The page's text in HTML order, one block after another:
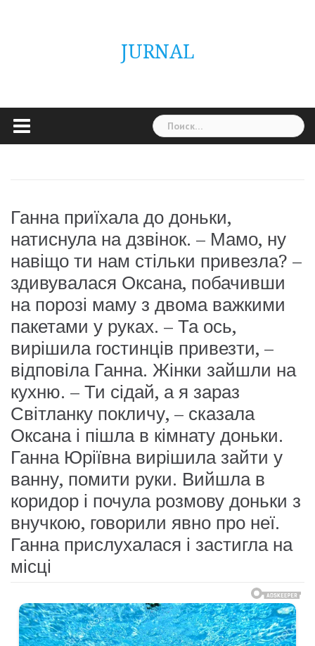
JURNAL
Найти:
Ганна приїхала до доньки,
натиснула на дзвінок. – Мамо, ну
навіщо ти нам стільки привезла? –
здивувалася Оксана, побачивши
на порозі маму з двома важкими
пакетами у руках. – Та ось,
вирішила гостинців привезти, –
відповіла Ганна. Жінки зайшли на
кухню. – Ти сідай, а я зараз
Світланку покличу, – сказала
Оксана і пішла в кімнату доньки.
Ганна Юріївна вирішила зайти у
ванну, помити руки. Вийшла в
коридор і почула розмову доньки з
внучкою, говорили явно про неї.
Ганна прислухалася і застигла на
місці